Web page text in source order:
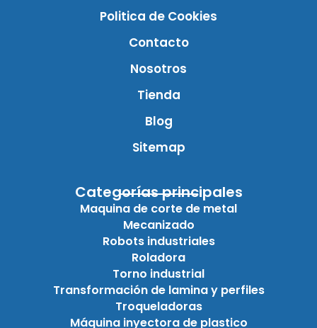
Politica de Cookies
Contacto
Nosotros
Tienda
Blog
Sitemap
Categorías principales
Maquina de corte de metal
Mecanizado
Robots industriales
Roladora
Torno industrial
Transformación de lamina y perfiles
Troqueladoras
Máquina inyectora de plastico